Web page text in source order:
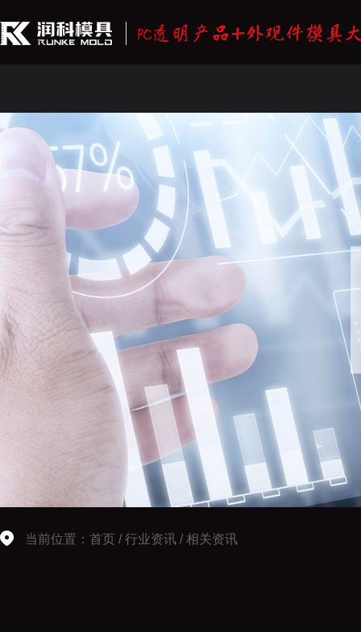
当前位置： 首页 /行业资讯 /相关资讯